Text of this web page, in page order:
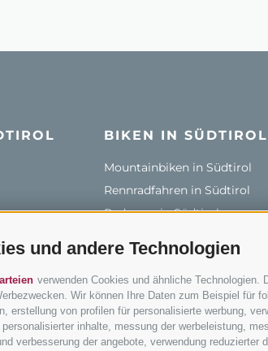
und andere Technologien
verwenden Cookies und ähnliche
Wir können Ihre Daten zum Beispiel für
erstellung von profilen für personalisierte werbung,
inhalte, messung der werbeleistung,
verbesserung der angebote, verwendung
BIKEN IN SÜDTIROL
Mountainbiken in Südtirol
Rennradfahren in Südtirol
Radwege in Südtirol
Bike-Schulen
Tourenzentrale